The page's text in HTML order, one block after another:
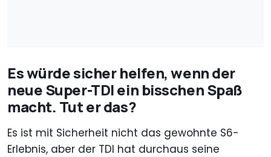
Es würde sicher helfen, wenn der
neue Super-TDI ein bisschen Spaß
macht. Tut er das?
Es ist mit Sicherheit nicht das gewohnte S6-
Erlebnis, aber der TDI hat durchaus seine